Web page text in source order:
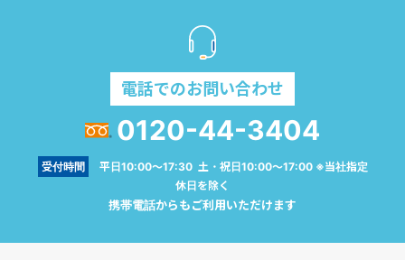
電話でのお問い合わせ
0120-44-3404
受付時間
平日10:00～17:30 土・祝日10:00～17:00 ※当社指定
休日を除く
携帯電話からもご利用いただけます